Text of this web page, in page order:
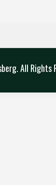
All Rights